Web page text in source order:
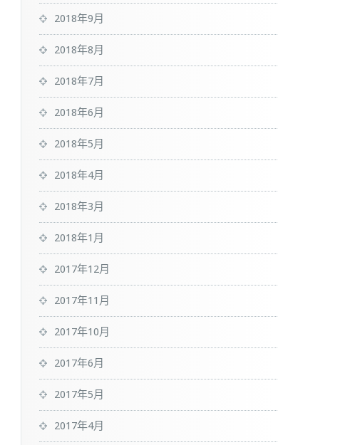
2018年9月
2018年8月
2018年7月
2018年6月
2018年5月
2018年4月
2018年3月
2018年1月
2017年12月
2017年11月
2017年10月
2017年6月
2017年5月
2017年4月